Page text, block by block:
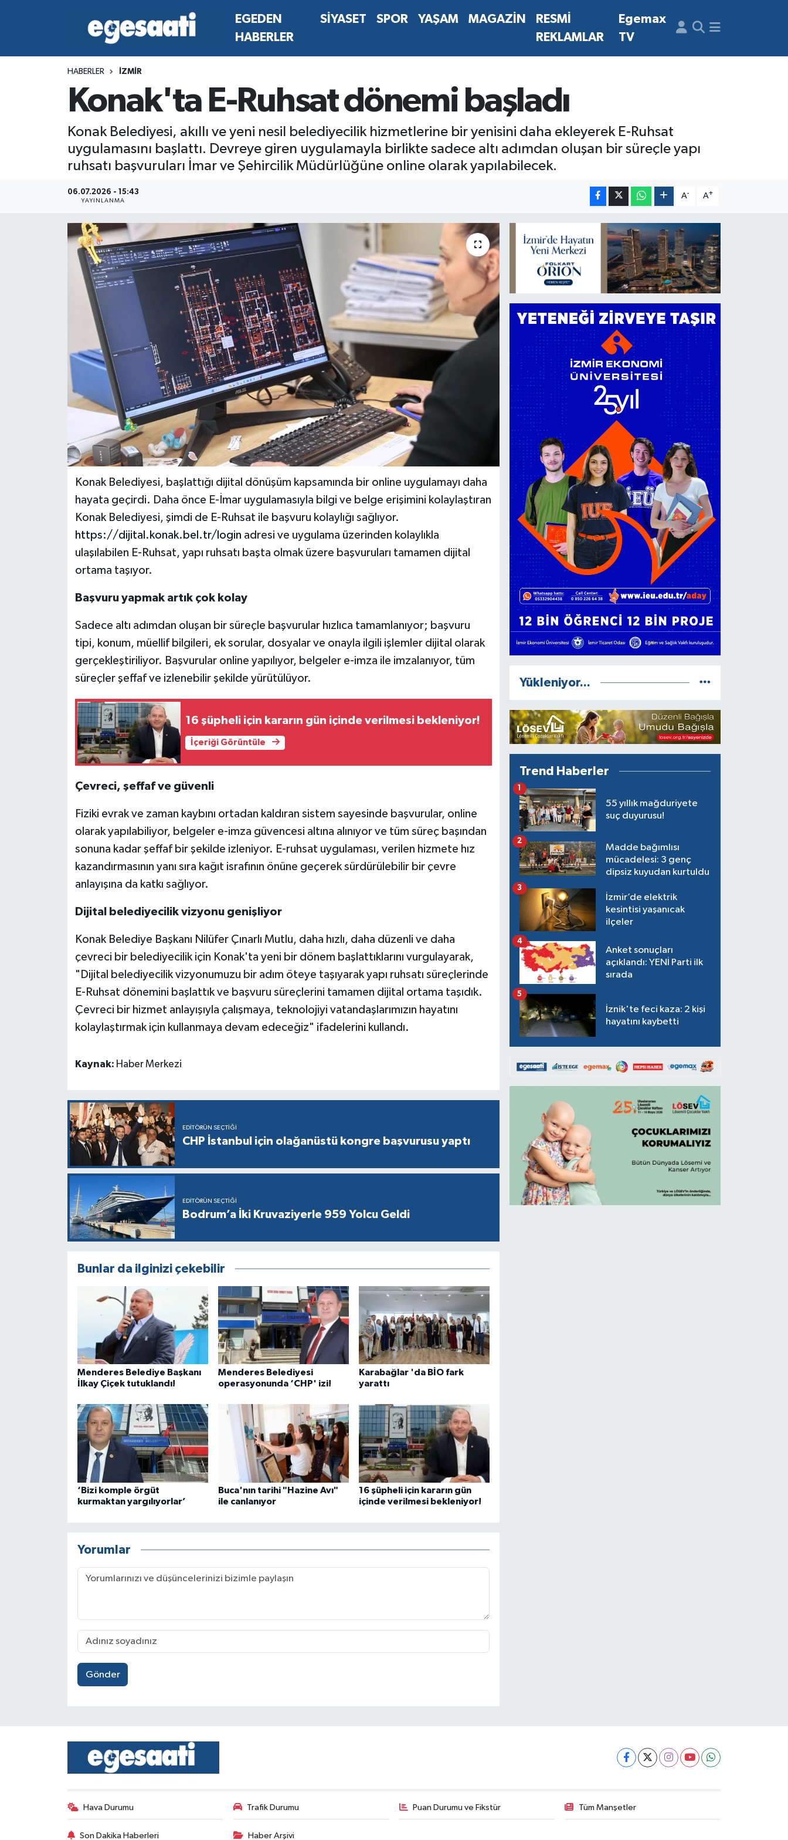
EGEDEN
HABERLER
SİYASET SPOR YAŞAM MAGAZİN
RESMİ
REKLAMLAR
Egemax
TV
HABERLER İZMİR
Konak'ta E-Ruhsat dönemi başladı
Konak Belediyesi, akıllı ve yeni nesil belediyecilik hizmetlerine bir yenisini daha ekleyerek E-Ruhsat
uygulamasını başlattı. Devreye giren uygulamayla birlikte sadece altı adımdan oluşan bir süreçle yapı
ruhsatı başvuruları İmar ve Şehircilik Müdürlüğüne online olarak yapılabilecek.
06.07.2026 - 15:43
YAYINLANMA
A- A+
Konak Belediyesi, başlattığı dijital dönüşüm kapsamında bir online uygulamayı daha
hayata geçirdi. Daha önce E-İmar uygulamasıyla bilgi ve belge erişimini kolaylaştıran
Konak Belediyesi, şimdi de E-Ruhsat ile başvuru kolaylığı sağlıyor.
https://dijital.konak.bel.tr/login adresi ve uygulama üzerinden kolaylıkla
ulaşılabilen E-Ruhsat, yapı ruhsatı başta olmak üzere başvuruları tamamen dijital
ortama taşıyor.
Başvuru yapmak artık çok kolay
Sadece altı adımdan oluşan bir süreçle başvurular hızlıca tamamlanıyor; başvuru
tipi, konum, müellif bilgileri, ek sorular, dosyalar ve onayla ilgili işlemler dijital olarak
gerçekleştiriliyor. Başvurular online yapılıyor, belgeler e-imza ile imzalanıyor, tüm
süreçler şeffaf ve izlenebilir şekilde yürütülüyor.
16 şüpheli için kararın gün içinde verilmesi bekleniyor!
İçeriği Görüntüle
Çevreci, şeffaf ve güvenli
Fiziki evrak ve zaman kaybını ortadan kaldıran sistem sayesinde başvurular, online
olarak yapılabiliyor, belgeler e-imza güvencesi altına alınıyor ve tüm süreç başından
sonuna kadar şeffaf bir şekilde izleniyor. E-ruhsat uygulaması, verilen hizmete hız
kazandırmasının yanı sıra kağıt israfının önüne geçerek sürdürülebilir bir çevre
anlayışına da katkı sağlıyor.
Dijital belediyecilik vizyonu genişliyor
Konak Belediye Başkanı Nilüfer Çınarlı Mutlu, daha hızlı, daha düzenli ve daha
çevreci bir belediyecilik için Konak'ta yeni bir dönem başlattıklarını vurgulayarak,
"Dijital belediyecilik vizyonumuzu bir adım öteye taşıyarak yapı ruhsatı süreçlerinde
E-Ruhsat dönemini başlattık ve başvuru süreçlerini tamamen dijital ortama taşıdık.
Çevreci bir hizmet anlayışıyla çalışmaya, teknolojiyi vatandaşlarımızın hayatını
kolaylaştırmak için kullanmaya devam edeceğiz" ifadelerini kullandı.
Kaynak: Haber Merkezi
EDITÖRÜN SEÇTIĞI
CHP İstanbul için olağanüstü kongre başvurusu yaptı
EDITÖRÜN SEÇTIĞI
Bodrum’a İki Kruvaziyerle 959 Yolcu Geldi
Bunlar da ilginizi çekebilir
Menderes Belediye Başkanı
İlkay Çiçek tutuklandı!
Menderes Belediyesi
operasyonunda ‘CHP' izi!
Karabağlar 'da BİO fark
yarattı
‘Bizi komple örgüt
kurmaktan yargılıyorlar’
Buca'nın tarihi "Hazine Avı"
ile canlanıyor
16 şüpheli için kararın gün
içinde verilmesi bekleniyor!
Yorumlar
Gönder
Yükleniyor...
Trend Haberler
55 yıllık mağduriyete
suç duyurusu!
1
Madde bağımlısı
mücadelesi: 3 genç
dipsiz kuyudan kurtuldu
2
İzmir’de elektrik
kesintisi yaşanıcak
ilçeler
3
Anket sonuçları
açıklandı: YENİ Parti ilk
sırada
4
İznik'te feci kaza: 2 kişi
hayatını kaybetti
5
Hava Durumu Trafik Durumu Puan Durumu ve Fikstür Tüm Manşetler
Son Dakika Haberleri Haber Arşivi
MAGAZİN
RESMİ REKLAMLAR
EGEDEN HABERLER
SİYASET
MAGAZİN
RESMİ REKLAMLAR
Egemax TV
Trafik Durumu
Süper Lig Puan Durumu ve Fikstür
Tüm Manşetler
Son Dakika Haberleri
Haber Arşivi